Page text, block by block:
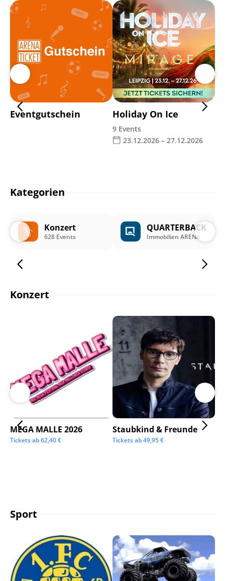
Eventgutschein Holiday On Ice
9 Events
23.12.2026 – 27.12.2026
Kategorien
Konzert
628 Events
QUARTERBACK
Immobilien ARENA
Konzert
MEGA MALLE 2026
Tickets ab62,40€
Staubkind & Freunde
Tickets ab49,95€
Sport